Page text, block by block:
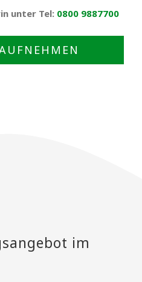
unter Tel: 0800 9887700
im